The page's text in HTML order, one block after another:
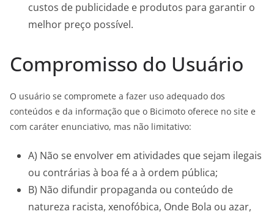
custos de publicidade e produtos para garantir o
melhor preço possível.
Compromisso do Usuário
O usuário se compromete a fazer uso adequado dos
conteúdos e da informação que o Bicimoto oferece no site e
com caráter enunciativo, mas não limitativo:
A) Não se envolver em atividades que sejam ilegais
ou contrárias à boa fé a à ordem pública;
B) Não difundir propaganda ou conteúdo de
natureza racista, xenofóbica, Onde Bola ou azar,